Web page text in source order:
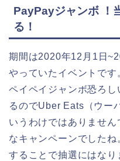
PayPayジャンボ ！
る！
期間は2020年12月1日
やっていたイベントです
ペイペイジャンボ恐ろ
るのでUber Eats（ウー
いうわけではありませ
なキャンペーンでした
することで抽選にはな